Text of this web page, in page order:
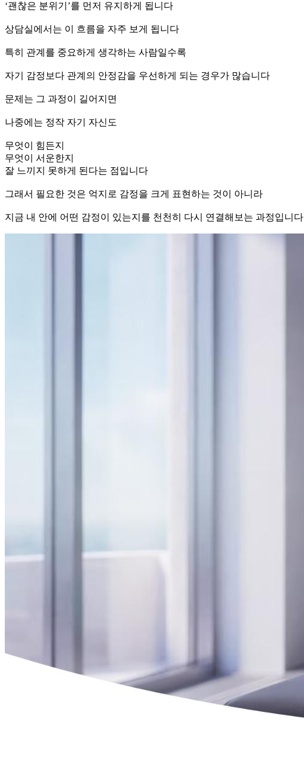
‘괜찮은 분위기’를 먼저 유지하게 됩니다
상담실에서는 이 흐름을 자주 보게 됩니다
특히 관계를 중요하게 생각하는 사람일수록
자기 감정보다 관계의 안정감을 우선하게 되는 경우가 많습니다
문제는 그 과정이 길어지면
나중에는 정작 자기 자신도
무엇이 힘든지
무엇이 서운한지
잘 느끼지 못하게 된다는 점입니다
그래서 필요한 것은 억지로 감정을 크게 표현하는 것이 아니라
지금 내 안에 어떤 감정이 있는지를 천천히 다시 연결해보는 과정입니다